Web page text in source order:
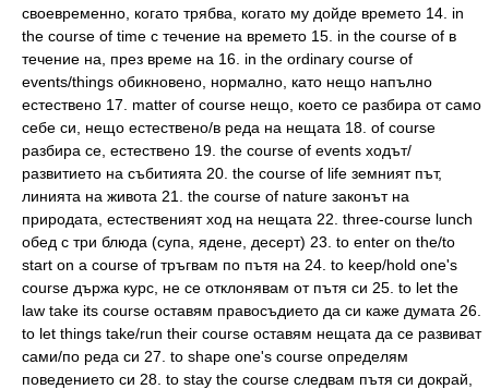
своевременно, когато трябва, когато му дойде времето 14. in
the course of time с течение на времето 15. in the course of в
течение на, през време на 16. in the ordinary course of
events/things обикновено, нормално, като нещо напълно
естествено 17. matter of course нещо, което се разбира от само
себе си, нещо естествено/в реда на нещата 18. of course
разбира се, естествено 19. the course of events ходът/
развитието на събитията 20. the course of life земният път,
линията на живота 21. the course of nature законът на
природата, естественият ход на нещата 22. three-course lunch
обед с три блюда (супа, ядене, десерт) 23. to enter on the/to
start on a course of тръгвам по пътя на 24. to keep/hold one's
course държа курс, не се отклонявам от пътя си 25. to let the
law take its course оставям правосъдието да си каже думата 26.
to let things take/run their course оставям нещата да се развиват
сами/по реда си 27. to shape one's course определям
поведението си 28. to stay the course следвам пътя си докрай,